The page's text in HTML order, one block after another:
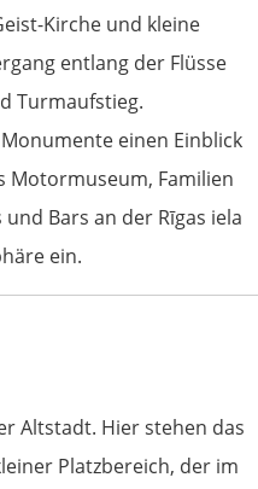
Kirche und kleine
entlang der Flüsse
Turmaufstieg.
einen Einblick
Motormuseum, Familien
Bars an der Rīgas iela
ein.
Altstadt. Hier stehen das
Platzbereich, der im